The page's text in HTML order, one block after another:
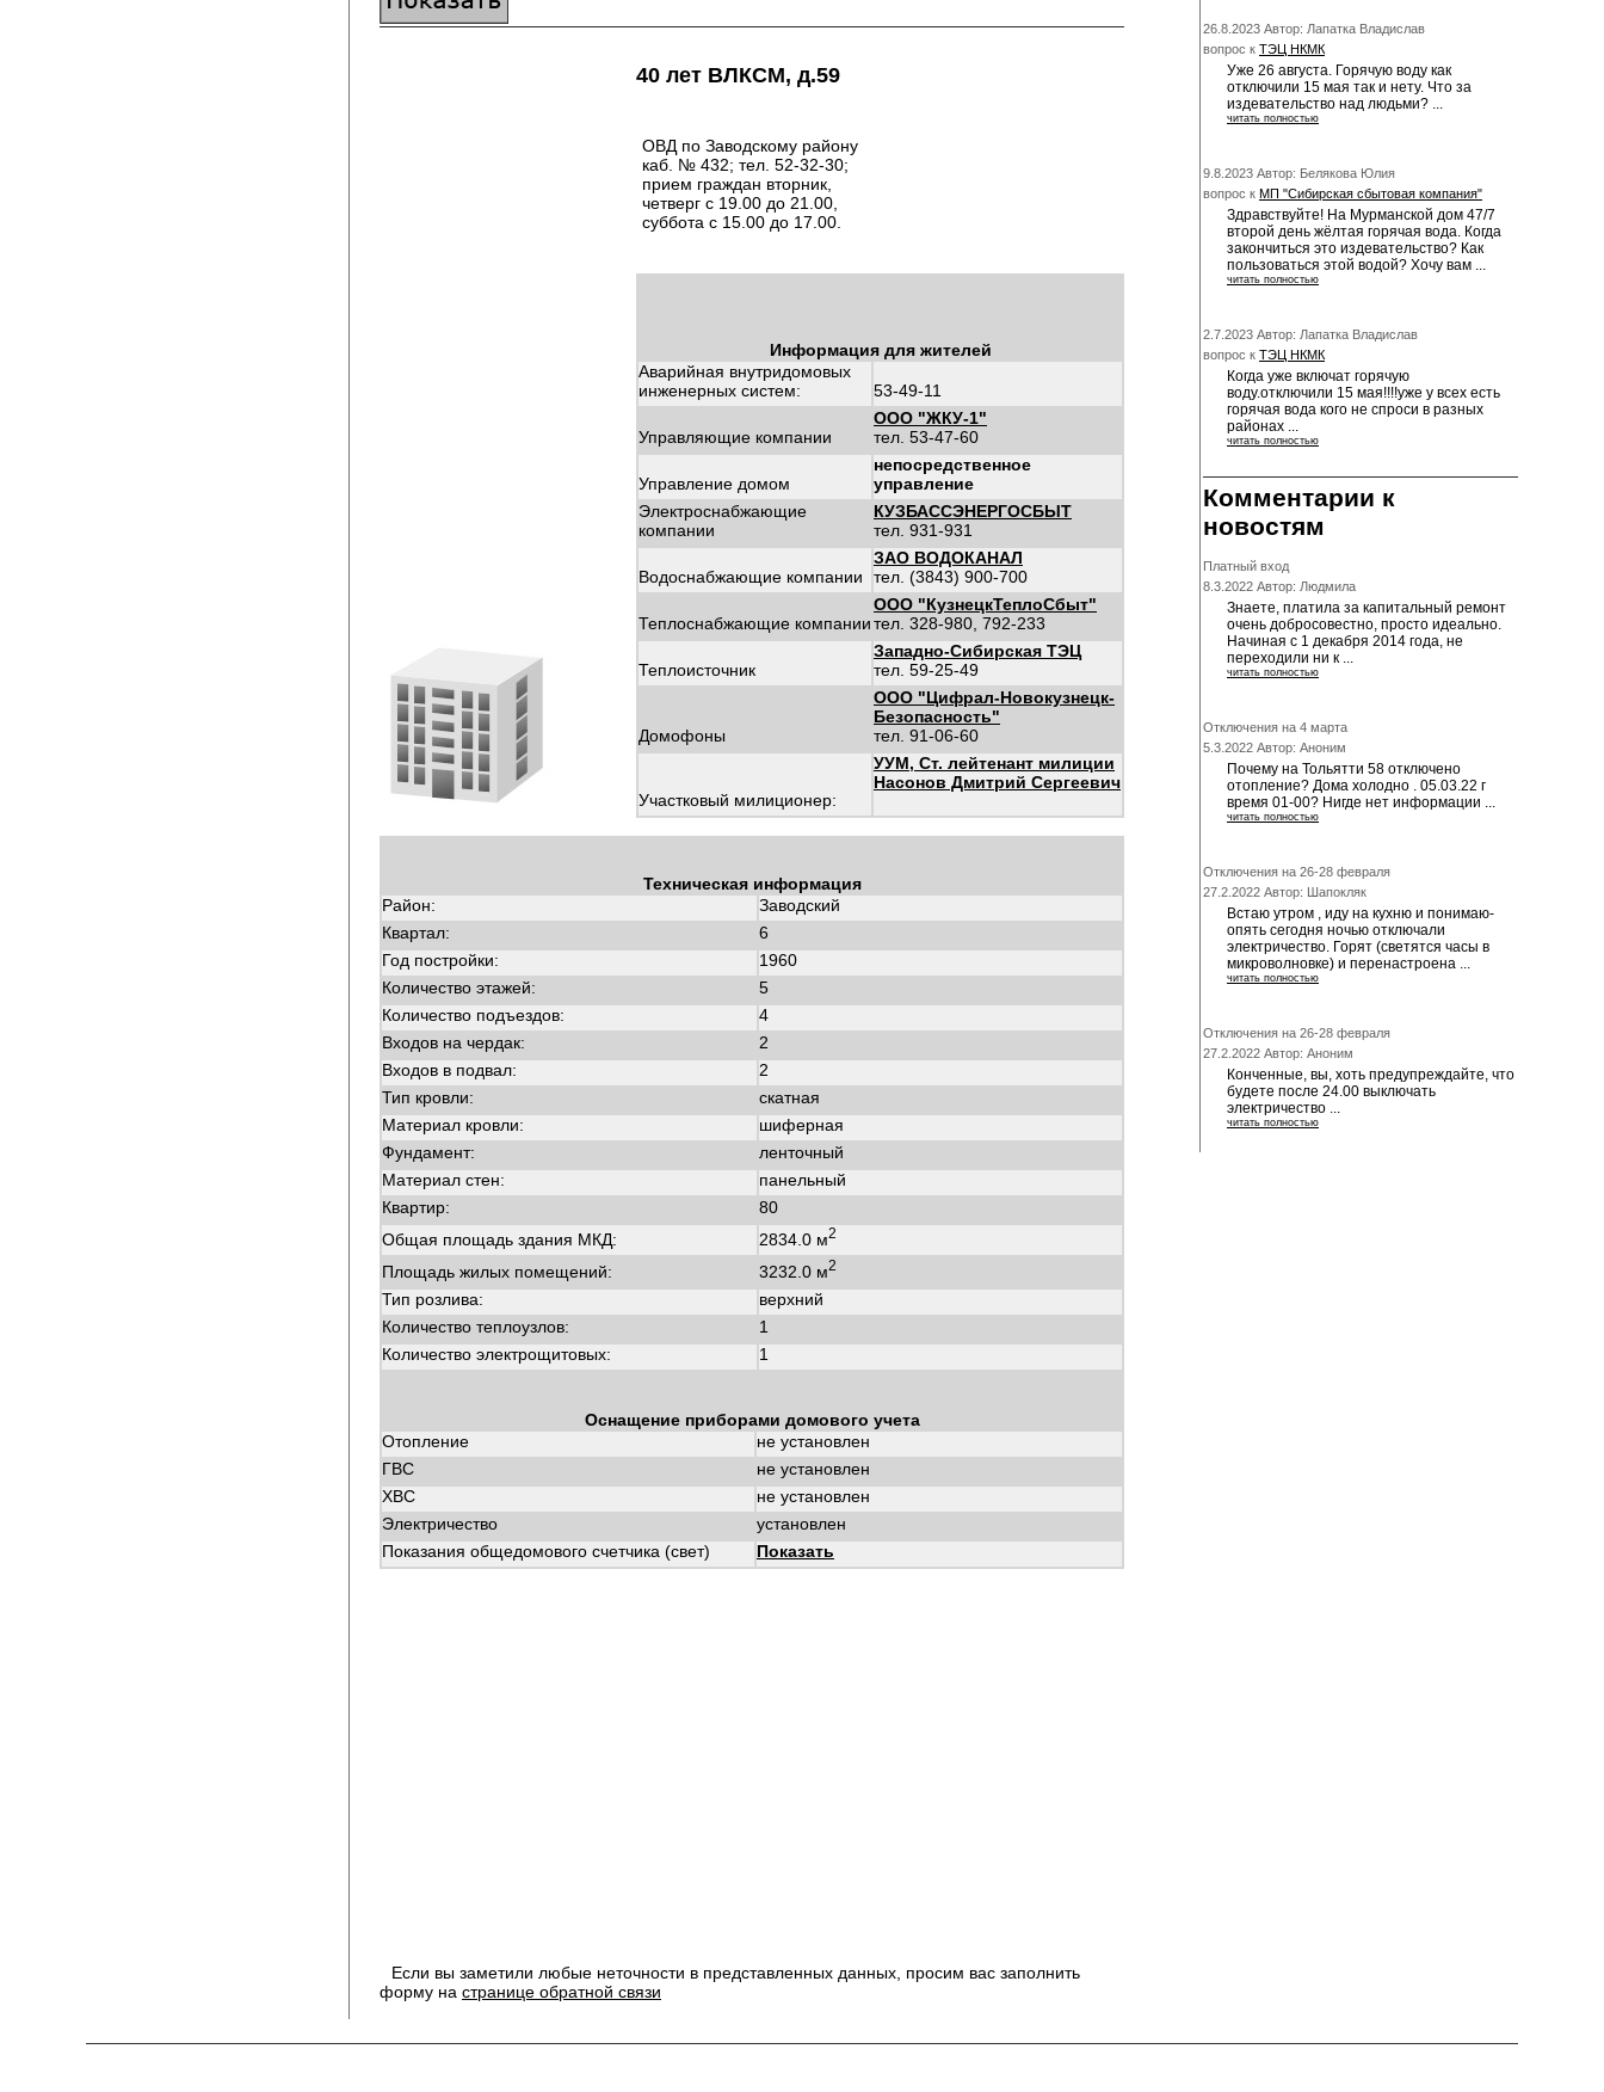
40 лет ВЛКСМ, д.59
ОВД по Заводскому району
каб. № 432; тел. 52-32-30;
прием граждан вторник,
четверг с 19.00 до 21.00,
суббота с 15.00 до 17.00.
Информация для жителей
Аварийная внутридомовых
инженерных систем:
53-49-11
Управляющие компании
ООО "ЖКУ-1"
тел. 53-47-60
Управление домом
непосредственное
управление
Электроснабжающие
компании
КУЗБАССЭНЕРГОСБЫТ
тел. 931-931
Водоснабжающие компании
ЗАО ВОДОКАНАЛ
тел. (3843) 900-700
Теплоснабжающие компании
ООО "КузнецкТеплоСбыт"
тел. 328-980, 792-233
Теплоисточник
Западно-Сибирская ТЭЦ
тел. 59-25-49
Домофоны
ООО "Цифрал-Новокузнецк-
Безопасность"
тел. 91-06-60
Участковый милиционер:
УУМ, Ст. лейтенант милиции
Насонов Дмитрий Сергеевич
Техническая информация
Район:
Заводский
Квартал:
6
Год постройки:
1960
Количество этажей:
5
Количество подъездов:
4
Входов на чердак:
2
Входов в подвал:
2
Тип кровли:
скатная
Материал кровли:
шиферная
Фундамент:
ленточный
Материал стен:
панельный
Квартир:
80
Общая площадь здания МКД:
2834.0 м2
Площадь жилых помещений: 3232.0 м2
Тип розлива:
верхний
Количество теплоузлов:
1
Количество электрощитовых:
1
Оснащение приборами домового учета
Отопление
не установлен
ГВС
не установлен
ХВС
не установлен
Электричество
установлен
Показания общедомового счетчика (свет)
Показать
Если вы заметили любые неточности в представленных данных, просим вас заполнить
форму на странице обратной связи
26.8.2023 Автор: Лапатка Владислав
вопрос к ТЭЦ НКМК
Уже 26 августа. Горячую воду как
отключили 15 мая так и нету. Что за
издевательство над людьми? ...
читать полностью
9.8.2023 Автор: Белякова Юлия
вопрос к МП "Сибирская сбытовая компания"
Здравствуйте! На Мурманской дом 47/7
второй день жёлтая горячая вода. Когда
закончиться это издевательство? Как
пользоваться этой водой? Хочу вам ...
читать полностью
2.7.2023 Автор: Лапатка Владислав
вопрос к ТЭЦ НКМК
Когда уже включат горячую
воду.отключили 15 мая!!!!уже у всех есть
горячая вода кого не спроси в разных
районах ...
читать полностью
Комментарии к
новостям
Платный вход
8.3.2022 Автор: Людмила
Знаете, платила за капитальный ремонт
очень добросовестно, просто идеально.
Начиная с 1 декабря 2014 года, не
переходили ни к ...
читать полностью
Отключения на 4 марта
5.3.2022 Автор: Аноним
Почему на Тольятти 58 отключено
отопление? Дома холодно . 05.03.22 г
время 01-00? Нигде нет информации ...
читать полностью
Отключения на 26-28 февраля
27.2.2022 Автор: Шапокляк
Встаю утром , иду на кухню и понимаю-
опять сегодня ночью отключали
электричество. Горят (светятся часы в
микроволновке) и перенастроена ...
читать полностью
Отключения на 26-28 февраля
27.2.2022 Автор: Аноним
Конченные, вы, хоть предупреждайте, что
будете после 24.00 выключать
электричество ...
читать полностью